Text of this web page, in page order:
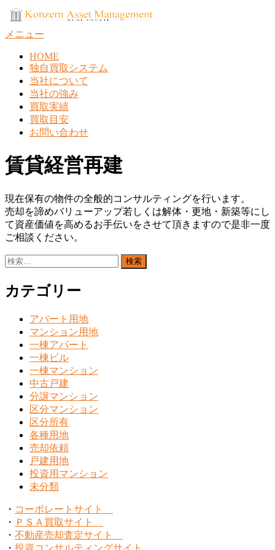
コ
ン
テ
メニュー
HOME
独自買取システム
当社について
当社の強み
買取実績
買取目安
お問い合わせ
賃貸経営再建
現在保有の物件の全般的コンサルティングを行います。
売却を諦めバリューアップ若しくは解体・更地・新築等にし
て資産価値を高めるお手伝いをさせて頂きますので是非一度
ご相談ください。
検
カテゴリー
アパート用地
マンション用地
一棟アパート
一棟ビル
一棟マンション
中古戸建
分譲マンション
区分マンション
区分所有
各種用地
売却依頼
戸建用地
投資用マンション
未分類
・ コーポレートサイト
・ ＰＳＡ買取サイト
・ 不動産売却査定サイト
・ 投資コンサルティングサイト